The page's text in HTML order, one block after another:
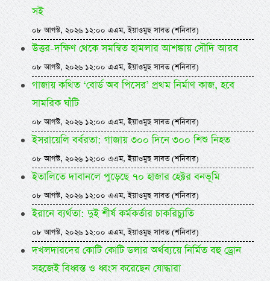
সই
০৮ আগস্ট, ২০২৬ ১২:০০ এএম, ইয়াওমুছ সাবত (শনিবার)
উত্তর-দক্ষিণ থেকে সমন্বিত হামলার আশঙ্কায় সৌদি আরব
০৮ আগস্ট, ২০২৬ ১২:০০ এএম, ইয়াওমুছ সাবত (শনিবার)
গাজায় কথিত ‘বোর্ড অব পিসের’ প্রথম নির্মাণ কাজ, হবে
সামরিক ঘাঁটি
০৮ আগস্ট, ২০২৬ ১২:০০ এএম, ইয়াওমুছ সাবত (শনিবার)
ইসরায়েলি বর্বরতা: গাজায় ৩০০ দিনে ৩০০ শিশু নিহত
০৮ আগস্ট, ২০২৬ ১২:০০ এএম, ইয়াওমুছ সাবত (শনিবার)
ইতালিতে দাবানলে পুড়েছে ৭০ হাজার হেক্টর বনভূমি
০৮ আগস্ট, ২০২৬ ১২:০০ এএম, ইয়াওমুছ সাবত (শনিবার)
ইরানে ব্যর্থতা: দুই শীর্ষ কর্মকর্তার চাকরিচ্যুতি
০৮ আগস্ট, ২০২৬ ১২:০০ এএম, ইয়াওমুছ সাবত (শনিবার)
দখলদারদের কোটি কোটি ডলার অর্থব্যয়ে নির্মিত বহু ড্রোন
সহজেই বিধ্বস্ত ও ধ্বংস করেছেন যোদ্ধারা